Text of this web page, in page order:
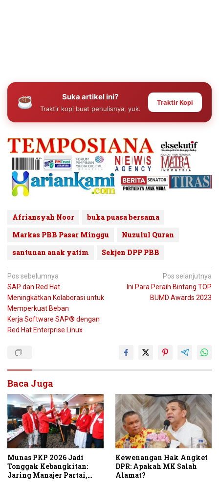
Suka artikel ini?
Traktir kopi buat penulisnya, yuk.
Traktir Kopi
Afriansyah Noor
buka puasa bersama
Markas PBB Pasar Minggu
Nuzulul Quran
santunan anak yatim
Sekjen DPP PBB
Navigasi
pos
Pos sebelumnya
SAP dan Red Hat
Meningkatkan Kolaborasi untuk
Memperkuat Beban
Kerja Software SAP® dengan
Red Hat Enterprise Linux
Pos selanjutnya
Ini Para Peraih Bintang TOP
BUMD Awards 2023
Baca Juga
Munas PKP 2026 Jadi
Tonggak Kebangkitan:
Jaring Manajer Partai,
Kewenangan Hak Angket
DPR: Apakah MK Salah
Alamat?